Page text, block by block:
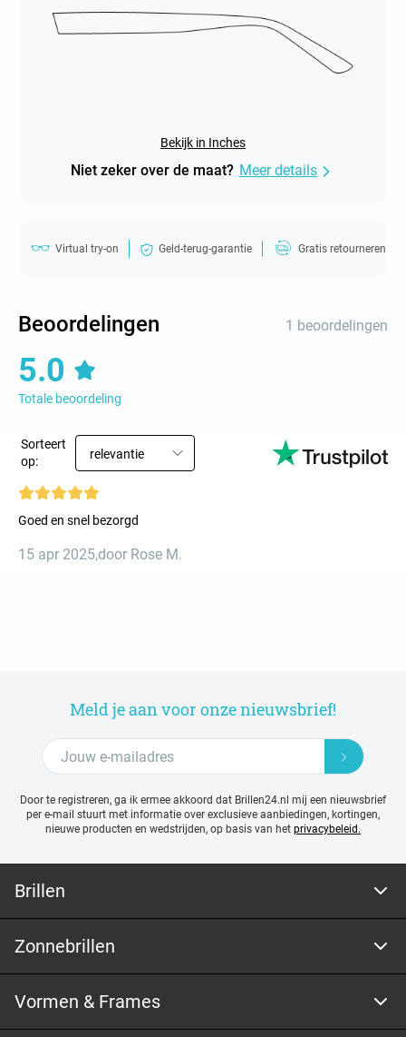
Bekijk in Inches
Niet zeker over de maat? Meer details
Virtual try-on Geld-terug-garantie Gratis retourneren
Beoordelingen 1 beoordelingen
5.0
Totale beoordeling
Sorteert
op:
relevantie
Goed en snel bezorgd
15 apr 2025,door Rose M.
Meld je aan voor onze nieuwsbrief!
Door te registreren, ga ik ermee akkoord dat Brillen24.nl mij een nieuwsbrief
per e-mail stuurt met informatie over exclusieve aanbiedingen, kortingen,
nieuwe producten en wedstrijden, op basis van het privacybeleid.
Brillen
Zonnebrillen
Vormen & Frames